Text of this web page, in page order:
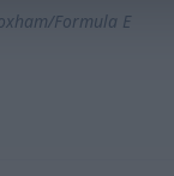
Formula E